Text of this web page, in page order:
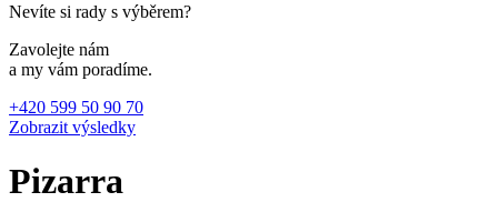
Nevíte si rady s výběrem?
Zavolejte nám
a my vám poradíme.
+420 599 50 90 70
Zobrazit výsledky
Pizarra